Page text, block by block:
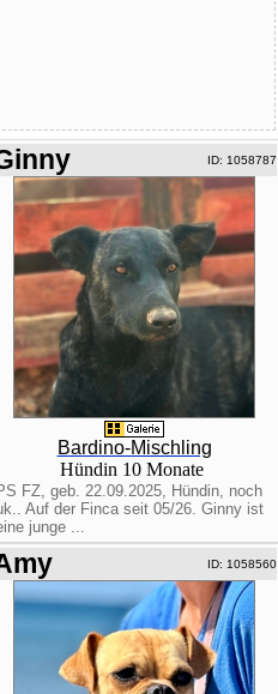
ID: 1058787
Bardino-Mischling
Hündin 10 Monate
FZ, geb. 22.09.2025, Hündin, noch
Auf der Finca seit 05/26. Ginny ist
junge ...
ID: 1058560